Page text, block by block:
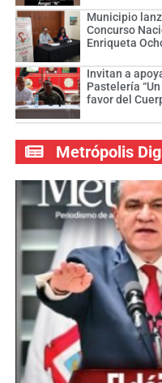
Municipio
Concurso
Enriqueta
Invitan a
Pastelería
favor del
Metrópolis